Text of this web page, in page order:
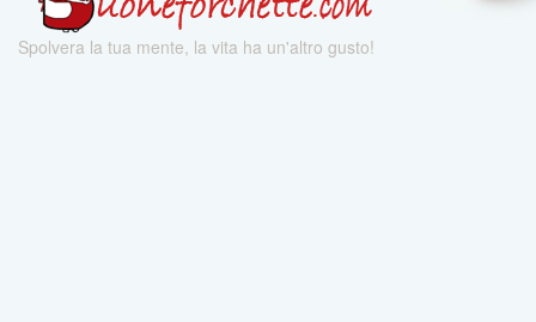
Spolvera la tua mente, la vita ha un'altro gusto!